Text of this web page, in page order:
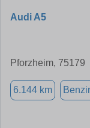
Audi A5
Pforzheim, 75179
6.144 km